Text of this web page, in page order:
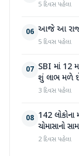
5 દિવસ પહેલા
06 આજે આ
5 દિવસ પહેલા
07 SBI માં 12
શું લાભ મળે
3 દિવસ પહેલા
08 142 લોકોના
ચોમાસાનો
2 દિવસ પહેલા